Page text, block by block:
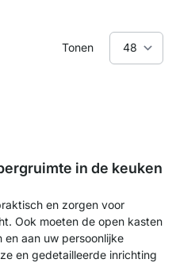
Tonen
in de keuken
en zorgen voor
Ook moeten de open kasten
aan uw persoonlijke
en gedetailleerde inrichting